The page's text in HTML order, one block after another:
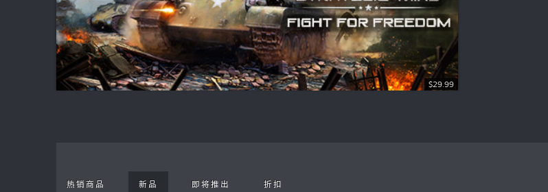
$29.99
热销商品 新品 即将推出 折扣